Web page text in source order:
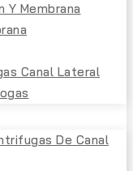
Y Membrana
Canal Lateral
De Canal